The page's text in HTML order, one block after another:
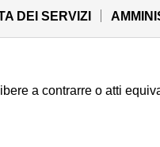
DEI SERVIZI
a contrarre o atti